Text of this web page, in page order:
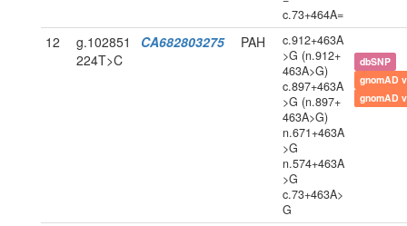
c.73+464A=
12
g.102851
224T>C
CA682803275 PAH
c.912+463A
>G (n.912+
463A>G)
c.897+463A
>G (n.897+
463A>G)
n.671+463A
>G
n.574+463A
>G
c.73+463A>
G
dbSNP
gnomAD
gnomAD